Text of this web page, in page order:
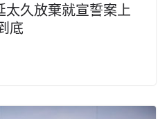
太久放棄就宣誓案上
底